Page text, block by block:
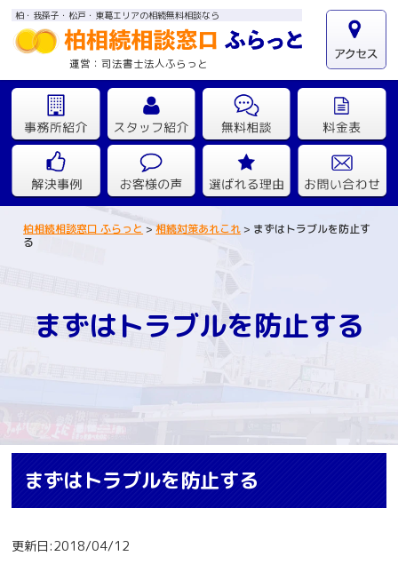
柏・我孫子・松戸・東葛エリアの相続無料相談なら
運営：司法書士法人ふらっと
柏相続相談窓口 ふらっと > 相続対策あれこれ> まずはトラブルを防止す
る
まずはトラブルを防止する
まずはトラブルを防止する
更新日:2018/04/12